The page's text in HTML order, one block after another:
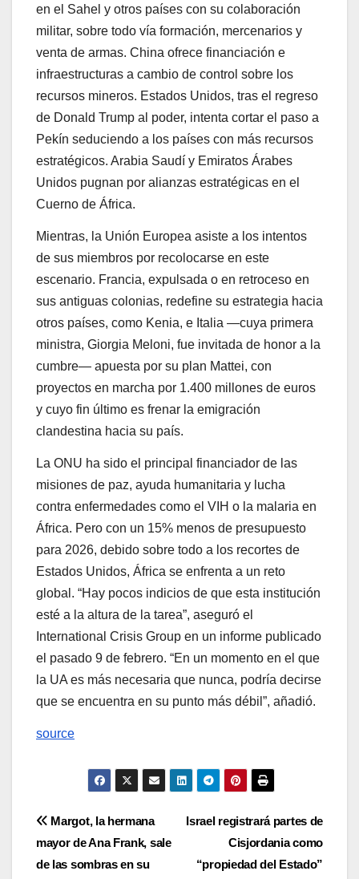
en el Sahel y otros países con su colaboración
militar, sobre todo vía formación, mercenarios y
venta de armas. China ofrece financiación e
infraestructuras a cambio de control sobre los
recursos mineros. Estados Unidos, tras el regreso
de Donald Trump al poder, intenta cortar el paso a
Pekín seduciendo a los países con más recursos
estratégicos. Arabia Saudí y Emiratos Árabes
Unidos pugnan por alianzas estratégicas en el
Cuerno de África.
Mientras, la Unión Europea asiste a los intentos
de sus miembros por recolocarse en este
escenario. Francia, expulsada o en retroceso en
sus antiguas colonias, redefine su estrategia hacia
otros países, como Kenia, e Italia —cuya primera
ministra, Giorgia Meloni, fue invitada de honor a la
cumbre— apuesta por su plan Mattei, con
proyectos en marcha por 1.400 millones de euros
y cuyo fin último es frenar la emigración
clandestina hacia su país.
La ONU ha sido el principal financiador de las
misiones de paz, ayuda humanitaria y lucha
contra enfermedades como el VIH o la malaria en
África. Pero con un 15% menos de presupuesto
para 2026, debido sobre todo a los recortes de
Estados Unidos, África se enfrenta a un reto
global. “Hay pocos indicios de que esta institución
esté a la altura de la tarea”, aseguró el
International Crisis Group en un informe publicado
el pasado 9 de febrero. “En un momento en el que
la UA es más necesaria que nunca, podría decirse
que se encuentra en su punto más débil”, añadió.
source
Navegación
de
Israel registrará partes de
Cisjordania como
“propiedad del Estado”
Margot, la hermana
mayor de Ana Frank, sale
de las sombras en su